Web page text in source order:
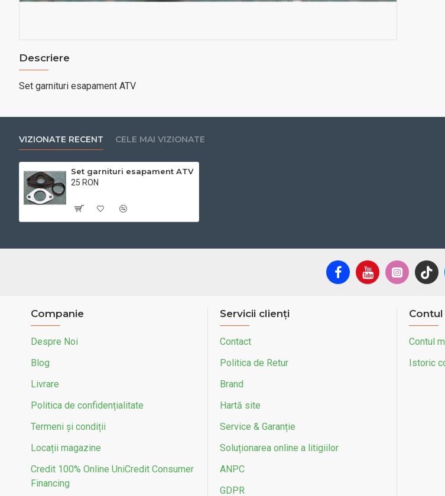
Descriere
Set garnituri esapament ATV
VIZIONATE RECENT CELE MAI VIZIONATE
Set garnituri esapament ATV
25 RON
Companie
Despre Noi
Blog
Livrare
Politica de confidențialitate
Termeni și condiții
Locații magazine
Credit 100% Online UniCredit Consumer
Financing
Servicii clienți
Contact
Politica de Retur
Brand
Hartă site
Service & Garanție
Soluționarea online a litigiilor
ANPC
GDPR
Contul
Istoric